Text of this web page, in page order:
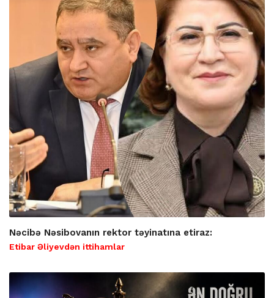
Nəcibə Nəsibovanın rektor təyinatına etiraz:
Etibar Əliyevdən ittihamlar